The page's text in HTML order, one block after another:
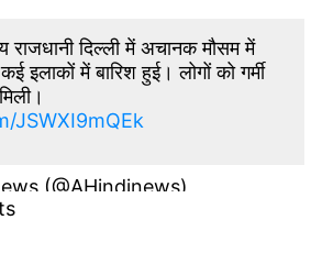
राजधानी दिल्ली में अचानक मौसम में
इलाकों में बारिश हुई। लोगों को गर्मी
JSWXI9mQEk
(@AHindinews)